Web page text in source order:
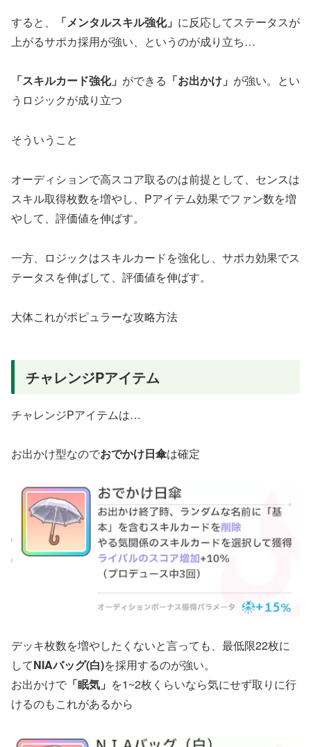
すると、 「メンタルスキル強化」 に反応してステータスが
上がるサポカ採用が強い、というのが成り立ち…
「スキルカード強化」 ができる 「お出かけ」 が強い。とい
うロジックが成り立つ
そういうこと
オーディションで高スコア取るのは前提として、センスは
スキル取得枚数を増やし、Pアイテム効果でファン数を増
やして、評価値を伸ばす。
一方、ロジックはスキルカードを強化し、サポカ効果でス
テータスを伸ばして、評価値を伸ばす。
大体これがポピュラーな攻略方法
チャレンジPアイテム
チャレンジPアイテムは…
お出かけ型なのでおでかけ日傘は確定
デッキ枚数を増やしたくないと言っても、最低限22枚に
してNIAバッグ(白)を採用するのが強い。
お出かけで 「眠気」 を1~2枚くらいなら気にせず取りに行
けるのもこれがあるから